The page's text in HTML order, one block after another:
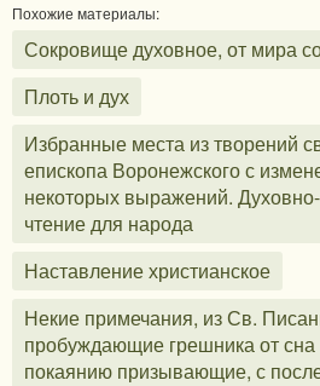
Похожие материалы:
Сокровище духовное, от мира
Плоть и дух
Избранные места из творений
епископа Воронежского с
некоторых выражений.
чтение для народа
Наставление христианское
Некие примечания, из Св.
пробуждающие грешника от сна
покаянию призывающие, с